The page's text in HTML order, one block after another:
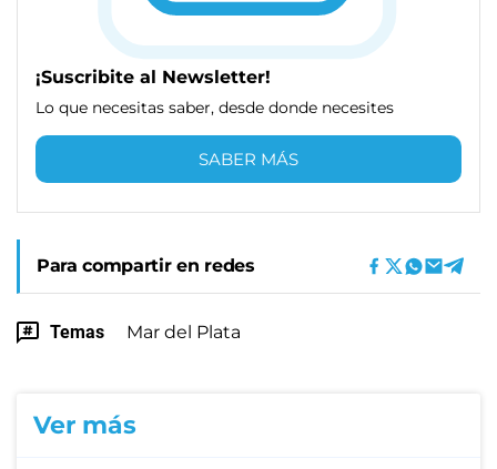
¡Suscribite al Newsletter!
Lo que necesitas saber, desde donde necesites
SABER MÁS
Para compartir en redes
Temas Mar del Plata
Ver más